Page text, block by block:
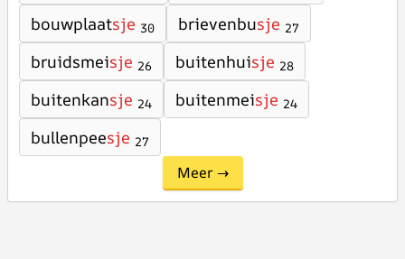
bouwplaatsje 30 brievenbusje 27
bruidsmeisje 26 buitenhuisje 28
buitenkansje 24 buitenmeisje 24
bullenpeesje 27
Meer →